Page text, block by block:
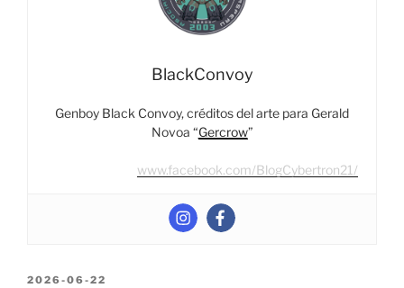
Drillhorn”
BlackConvoy
Genboy Black Convoy, créditos del arte para Gerald
Novoa “Gercrow”
www.facebook.com/BlogCybertron21/
POSTED
2026-06-22